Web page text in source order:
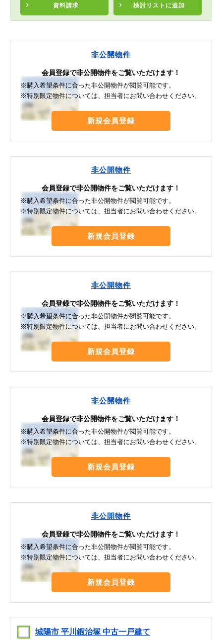
資料請求 検討リスト に追加
非公開物件
会員登録で非公開物件をご覧いただけます！
※購入希望条件に合った非公開物件が閲覧可能です。
※特別限定物件については、担当者にお問い合わせください。
新規会員登録
非公開物件
会員登録で非公開物件をご覧いただけます！
※購入希望条件に合った非公開物件が閲覧可能です。
※特別限定物件については、担当者にお問い合わせください。
新規会員登録
非公開物件
会員登録で非公開物件をご覧いただけます！
※購入希望条件に合った非公開物件が閲覧可能です。
※特別限定物件については、担当者にお問い合わせください。
新規会員登録
非公開物件
会員登録で非公開物件をご覧いただけます！
※購入希望条件に合った非公開物件が閲覧可能です。
※特別限定物件については、担当者にお問い合わせください。
新規会員登録
非公開物件
会員登録で非公開物件をご覧いただけます！
※購入希望条件に合った非公開物件が閲覧可能です。
※特別限定物件については、担当者にお問い合わせください。
新規会員登録
城陽市 平川鍜治塚 中古一戸建て